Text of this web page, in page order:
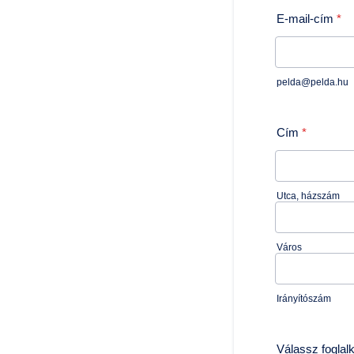
E-mail-cím *
pelda@pelda.hu
Cím *
Utca, házszám
Város
Irányítószám
Válassz